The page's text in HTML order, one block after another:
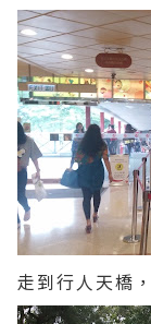
走到行人天橋